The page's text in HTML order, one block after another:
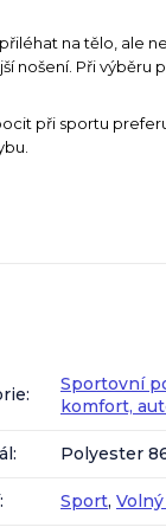
na tělo, ale
nošení. Při výběru
při sportu
:
Sportovní
komfort,
: Polyester
: Sport,